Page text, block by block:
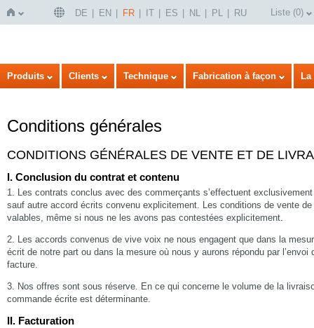
Page
d'accueil
DE EN FR IT ES NL PL RU Liste (0)
Produits Clients Technique Fabrication à façon
Conditions générales
CONDITIONS GÉNÉRALES DE VENTE ET DE
I. Conclusion du contrat et contenu
1. Les contrats conclus avec des commerçants s’effectuent
sauf autre accord écrits convenu explicitement. Les conditions de vente
valables, même si nous ne les avons pas contestées explicitement.
2. Les accords convenus de vive voix ne nous engagent que dans la
écrit de notre part ou dans la mesure où nous y aurons répondu par l’envoi
facture.
3. Nos offres sont sous réserve. En ce qui concerne le volume de la
commande écrite est déterminante.
II. Facturation